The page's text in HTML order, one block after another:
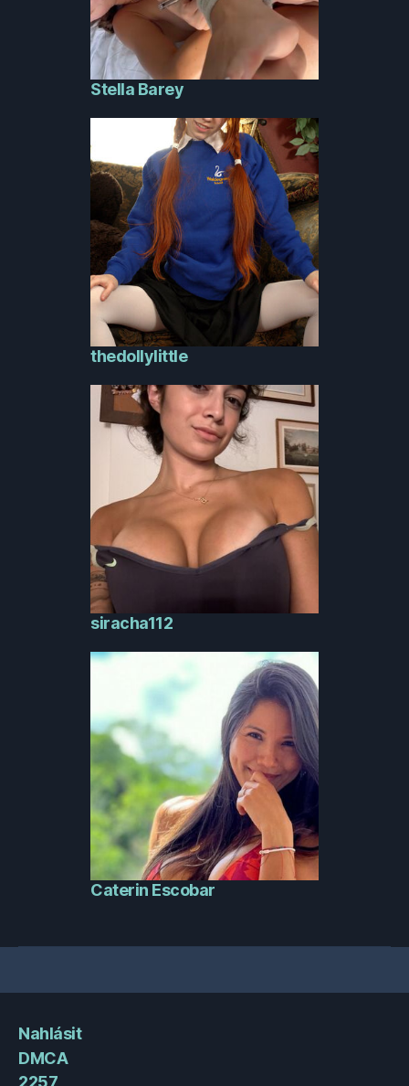
Stella Barey
thedollylittle
siracha112
Caterin Escobar
Nahlásit
DMCA
2257